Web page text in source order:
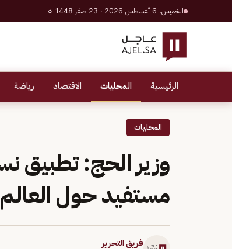
الخميس، 6 أغسطس 2026 · 23 صفر 1448 هـ
الرئيسية المحليات الاقتصاد رياضة
المحليات
مستفيد حول العالم
فريق التحرير